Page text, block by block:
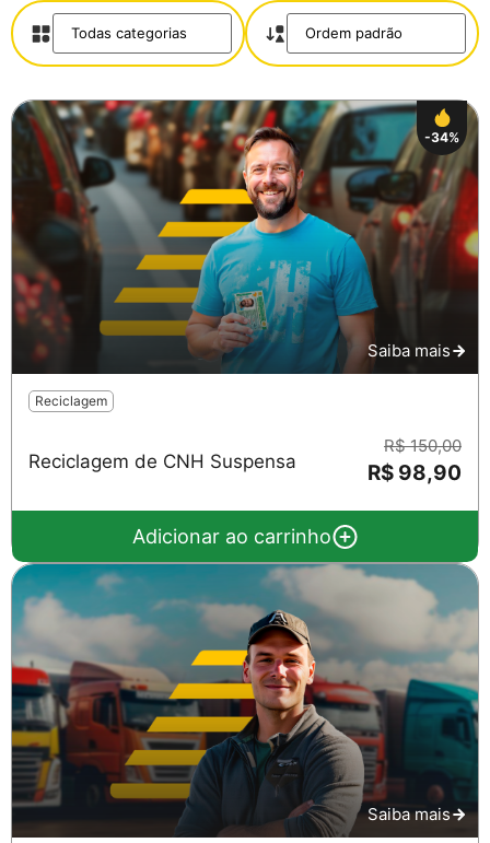
-34%
Saiba mais
Reciclagem
Reciclagem de CNH Suspensa
R$ 150,00
R$ 98,90
Adicionar ao carrinho
Saiba mais